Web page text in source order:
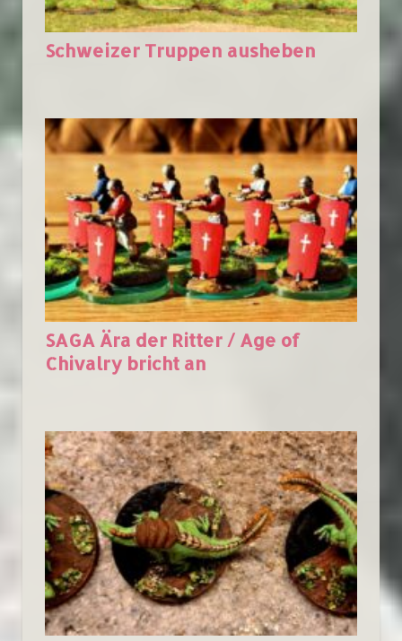
Schweizer Truppen ausheben
SAGA Ära der Ritter / Age of
Chivalry bricht an